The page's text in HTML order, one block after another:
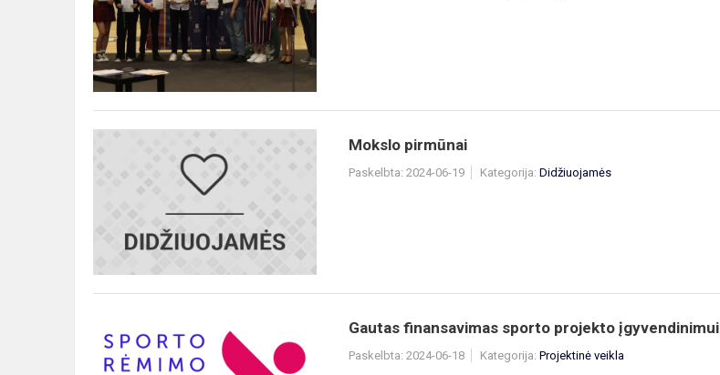
Mokslo pirmūnai
Paskelbta: 2024-06-19 Kategorija: Didžiuojamės
finansavimas
sporto
Gautas finansavimas sporto projekto įgyvendinimui
Paskelbta: 2024-06-18 Kategorija: Projektinė veikla